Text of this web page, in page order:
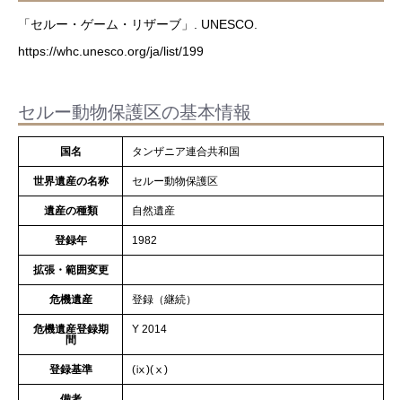
「セルー・ゲーム・リザーブ」. UNESCO.
https://whc.unesco.org/ja/list/199
セルー動物保護区の基本情報
国名 タンザニア連合共和国
世界遺産の名称 セルー動物保護区
遺産の種類 自然遺産
登録年 1982
拡張・範囲変更
危機遺産 登録（継続）
危機遺産登録期
間
Y 2014
登録基準 (ⅸ)(ⅹ)